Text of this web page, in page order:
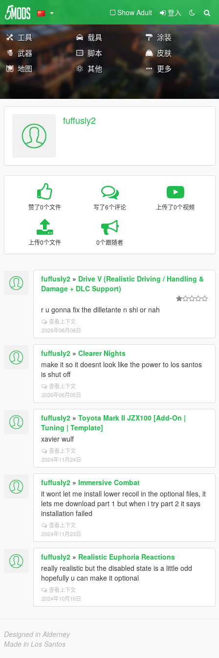
Show Adult 登入
工具 载具
涂装
武器
脚本
皮肤
地图
其他 更多
fuffusly2
赞了0个文件 写了6个评论 上传了0个视频
上传0个文件 0个跟随者
fuffusly2 » Drive V (Realistic Driving / Handling &
Damage + DLC Support)
r u gonna fix the dilletante n shi or nah
查看上下文
2026年06月08日
fuffusly2 » Clearer Nights
make it so it doesnt look like the power to los santos
is shut off
查看上下文
2026年06月05日
fuffusly2 » Toyota Mark II JZX100 [Add-On |
Tuning | Template]
xavier wulf
查看上下文
2024年11月24日
fuffusly2 » Immersive Combat
it wont let me install lower recoil in the optional files, it
lets me download part 1 but when i try part 2 it says
installation failed
查看上下文
2024年11月23日
fuffusly2 » Realistic Euphoria Reactions
really realistic but the disabled state is a little odd
hopefully u can make it optional
查看上下文
2024年10月16日
Designed in Alderney
Made in Los Santos